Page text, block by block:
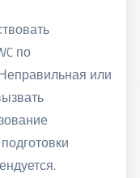
по
или